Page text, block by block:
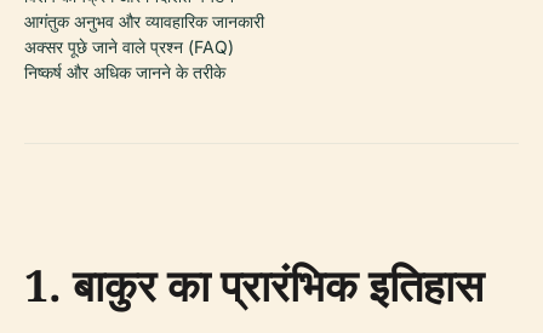
आगंतुक अनुभव और व्यावहारिक जानकारी
अक्सर पूछे जाने वाले प्रश्न (FAQ)
निष्कर्ष और अधिक जानने के तरीके
1. बाकुर का प्रारंभिक इतिहास